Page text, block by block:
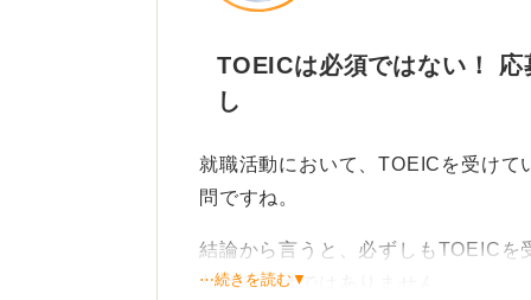
TOEICは必須ではない！
し
就職活動において、TOEICを受け
問ですね。
結論から言うと、必ずしもTOEICを
なげるわけではありません。
⋯続きを読む▼